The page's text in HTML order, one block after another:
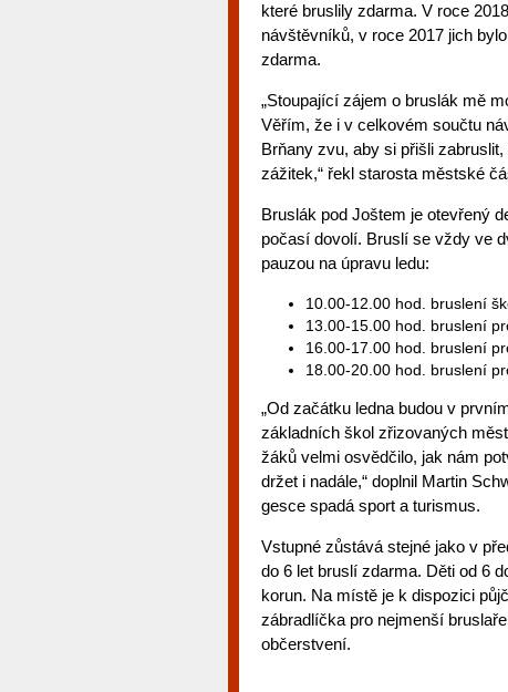
které bruslily zdarma. V roce
návštěvníků, v roce 2017 jich
zdarma.
„Stoupající zájem o bruslák mě
Věřím, že i v celkovém součtu
Brňany zvu, aby si přišli
zážitek,“ řekl starosta městské
Bruslák pod Joštem je otevřený
počasí dovolí. Bruslí se vždy ve
pauzou na úpravu ledu:
10.00-12.00 hod. bruslení
13.00-15.00 hod. bruslení
16.00-17.00 hod. bruslení
18.00-20.00 hod. bruslení
„Od začátku ledna budou v
základních škol zřizovaných
žáků velmi osvědčilo, jak nám
držet i nadále,“ doplnil Martin
gesce spadá sport a turismus.
Vstupné zůstává stejné jako v
do 6 let bruslí zdarma. Děti od 6
korun. Na místě je k dispozici
zábradlíčka pro nejmenší
občerstvení.